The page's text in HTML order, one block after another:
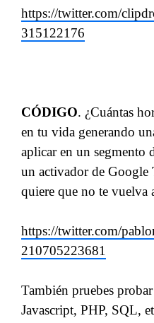
https://twitter.com/
315122176
CÓDIGO. ¿Cuántas
en tu vida generando
aplicar en un segmento
un activador de Google
quiere que no te vuelva
https://twitter.com/
210705223681
También pruebes
Javascript, PHP, SQL,